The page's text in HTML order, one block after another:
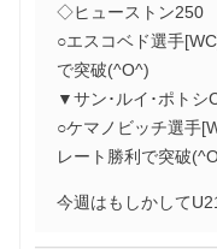
◇ヒューストン250
○エスコベド選手
で突破(^O^)
▼サン･ルイ･ポトシ
○ケマノビッチ選手
レート勝利で突破
今週はもしかして